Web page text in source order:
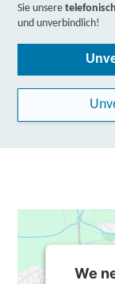
Sie unsere
und unverbindlich!
We